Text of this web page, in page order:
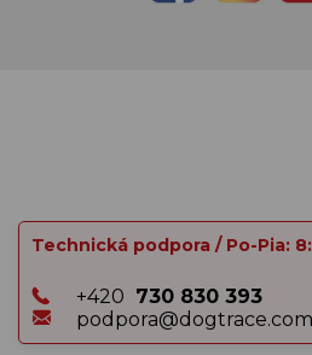
Technická podpora / Po-Pia:
+420 730 830 393
podpora@dogtrace.com